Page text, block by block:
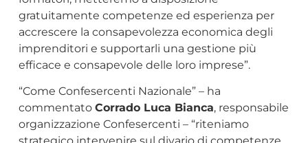
gratuitamente competenze ed esperienza per
accrescere la consapevolezza economica degli
imprenditori e supportarli una gestione più
efficace e consapevole delle loro imprese”.
“Come Confesercenti Nazionale” – ha
commentato Corrado Luca Bianca, responsabile
organizzazione Confesercenti – “riteniamo